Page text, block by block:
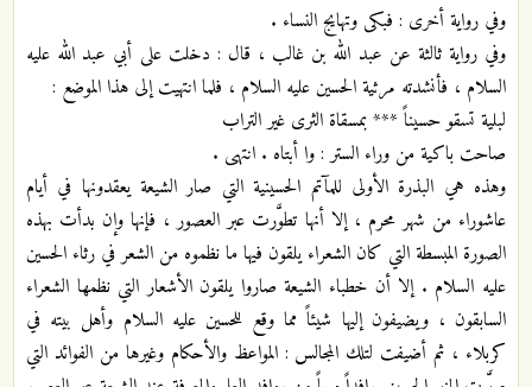
وفي رواية أخرى : فبكى وتهايج النساء .
وفي رواية ثالثة عن عبد الله بن غالب ، قال : دخلت على أبي عبد الله عليه
السلام ، فأنشدته مرثية الحسين عليه السلام ، فلما انتهيت إلى هذا الموضع :
لبلية تسقو حسيناً *** بمسقاة الثرى غير التراب
صاحت باكية من وراء الستر : وا أبتاه . انتهى .
وهذه هي البذرة الأولى للمآتم الحسينية التي صار الشيعة يعقدونها في أيام
عاشوراء من شهر محرم ، إلا أنها تطوَّرت عبر العصور ، فإنها وإن بدأت بهذه
الصورة المبسطة التي كان الشعراء يلقون فيها ما نظموه من الشعر في رثاء الحسين
عليه السلام . إلا أن خطباء الشيعة صاروا يلقون الأشعار التي نظمها الشعراء
السابقون ، ويضيفون إليها شيئاً مما وقع للحسين عليه السلام وأهل بيته في
كربلاء ، ثم أضيفت لتلك المجالس : المواعظ والأحكام وغيرها من الفوائد التي